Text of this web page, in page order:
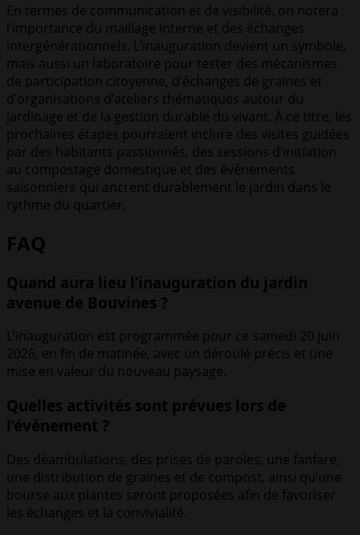
En termes de communication et de visibilité, on notera
l’importance du maillage interne et des échanges
intergénérationnels. L’inauguration devient un symbole,
mais aussi un laboratoire pour tester des mécanismes
de participation citoyenne, d’échanges de graines et
d’organisations d’ateliers thématiques autour du
jardinage et de la gestion durable du vivant. À ce titre, les
prochaines étapes pourraient inclure des visites guidées
par des habitants passionnés, des sessions d’initiation
au compostage domestique et des événements
saisonniers qui ancrent durablement le jardin dans le
rythme du quartier.
FAQ
Quand aura lieu l’inauguration du jardin
avenue de Bouvines ?
L’inauguration est programmée pour ce samedi 20 juin
2026, en fin de matinée, avec un déroulé précis et une
mise en valeur du nouveau paysage.
Quelles activités sont prévues lors de
l’événement ?
Des déambulations, des prises de paroles, une fanfare,
une distribution de graines et de compost, ainsi qu’une
bourse aux plantes seront proposées afin de favoriser
les échanges et la convivialité.